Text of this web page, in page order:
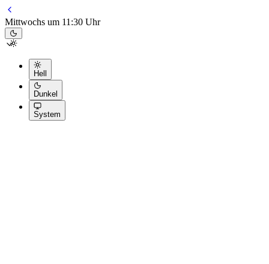
Mittwochs um 11:30 Uhr
Hell
Dunkel
System